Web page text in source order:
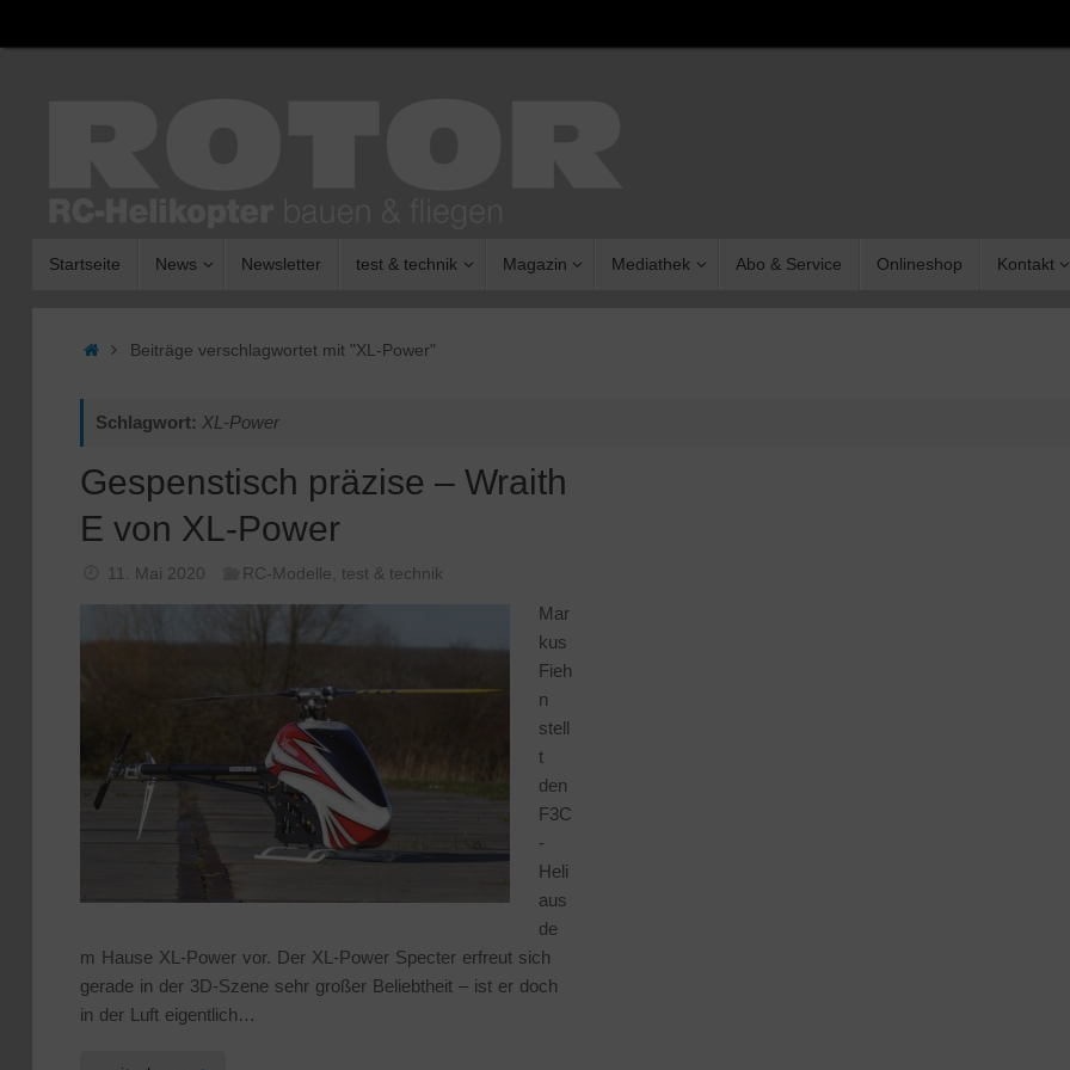
Inhalt
Startseite News Newsletter test & technik Magazin Mediathek Abo & Service Onlineshop Kontakt
StartBeiträge verschlagwortet mit "XL-Power"
Schlagwort: XL-Power
Gespenstisch präzise – Wraith
E von XL-Power
11. Mai 2020 RC-Modelle test & technik
Mar
kus
Fieh
n
stell
t
den
F3C
-
Heli
aus
de
m Hause XL-Power vor. Der XL-Power Specter erfreut sich
gerade in der 3D-Szene sehr großer Beliebtheit – ist er doch
in der Luft eigentlich…